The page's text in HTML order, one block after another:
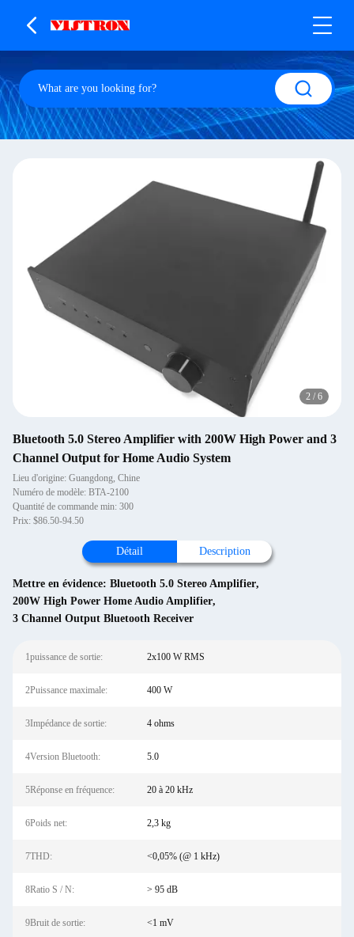
2 / 6
Bluetooth 5.0 Stereo Amplifier with 200W High Power and 3
Channel Output for Home Audio System
Lieu d'origine: Guangdong, Chine
Numéro de modèle: BTA-2100
Quantité de commande min: 300
Prix: $86.50-94.50
Détail Description
Mettre en évidence: Bluetooth 5.0 Stereo Amplifier,
200W High Power Home Audio Amplifier,
3 Channel Output Bluetooth Receiver
1puissance de sortie: 2x100 W RMS
2Puissance maximale: 400 W
3Impédance de sortie: 4 ohms
4Version Bluetooth: 5.0
5Réponse en fréquence: 20 à 20 kHz
6Poids net: 2,3 kg
7THD: <0,05% (@ 1 kHz)
8Ratio S / N: > 95 dB
9Bruit de sortie: <1 mV